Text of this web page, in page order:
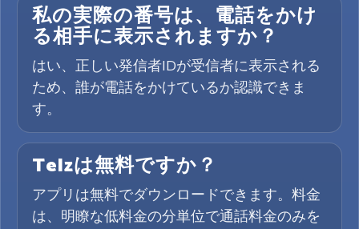
私の実際の番号は、電話をかけ
る相手に表示されますか？
はい、正しい発信者IDが受信者に表示される
ため、誰が電話をかけているか認識できま
す。
Telzは無料ですか？
アプリは無料でダウンロードできます。料金
は、明瞭な低料金の分単位で通話料金のみを